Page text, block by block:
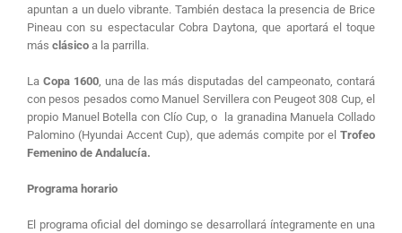
apuntan a un duelo vibrante. También destaca la presencia de Brice
Pineau con su espectacular Cobra Daytona, que aportará el toque
más clásicoa la parrilla.
La Copa 1600, una de las más disputadas del campeonato, contará
con pesos pesados como Manuel Servillera con Peugeot 308 Cup, el
propio Manuel Botella con Clío Cup, o la granadina Manuela Collado
Palomino (Hyundai Accent Cup), que además compite por elTrofeo
Femenino de Andalucía.
Programa horario
El programa oficial del domingo se desarrollará íntegramente en una